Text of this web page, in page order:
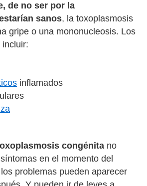
de no ser por la
sanos, la toxoplasmosis
gripe o una mononucleosis. Los
inflamados
congénita no
en el momento del
problemas pueden aparecer